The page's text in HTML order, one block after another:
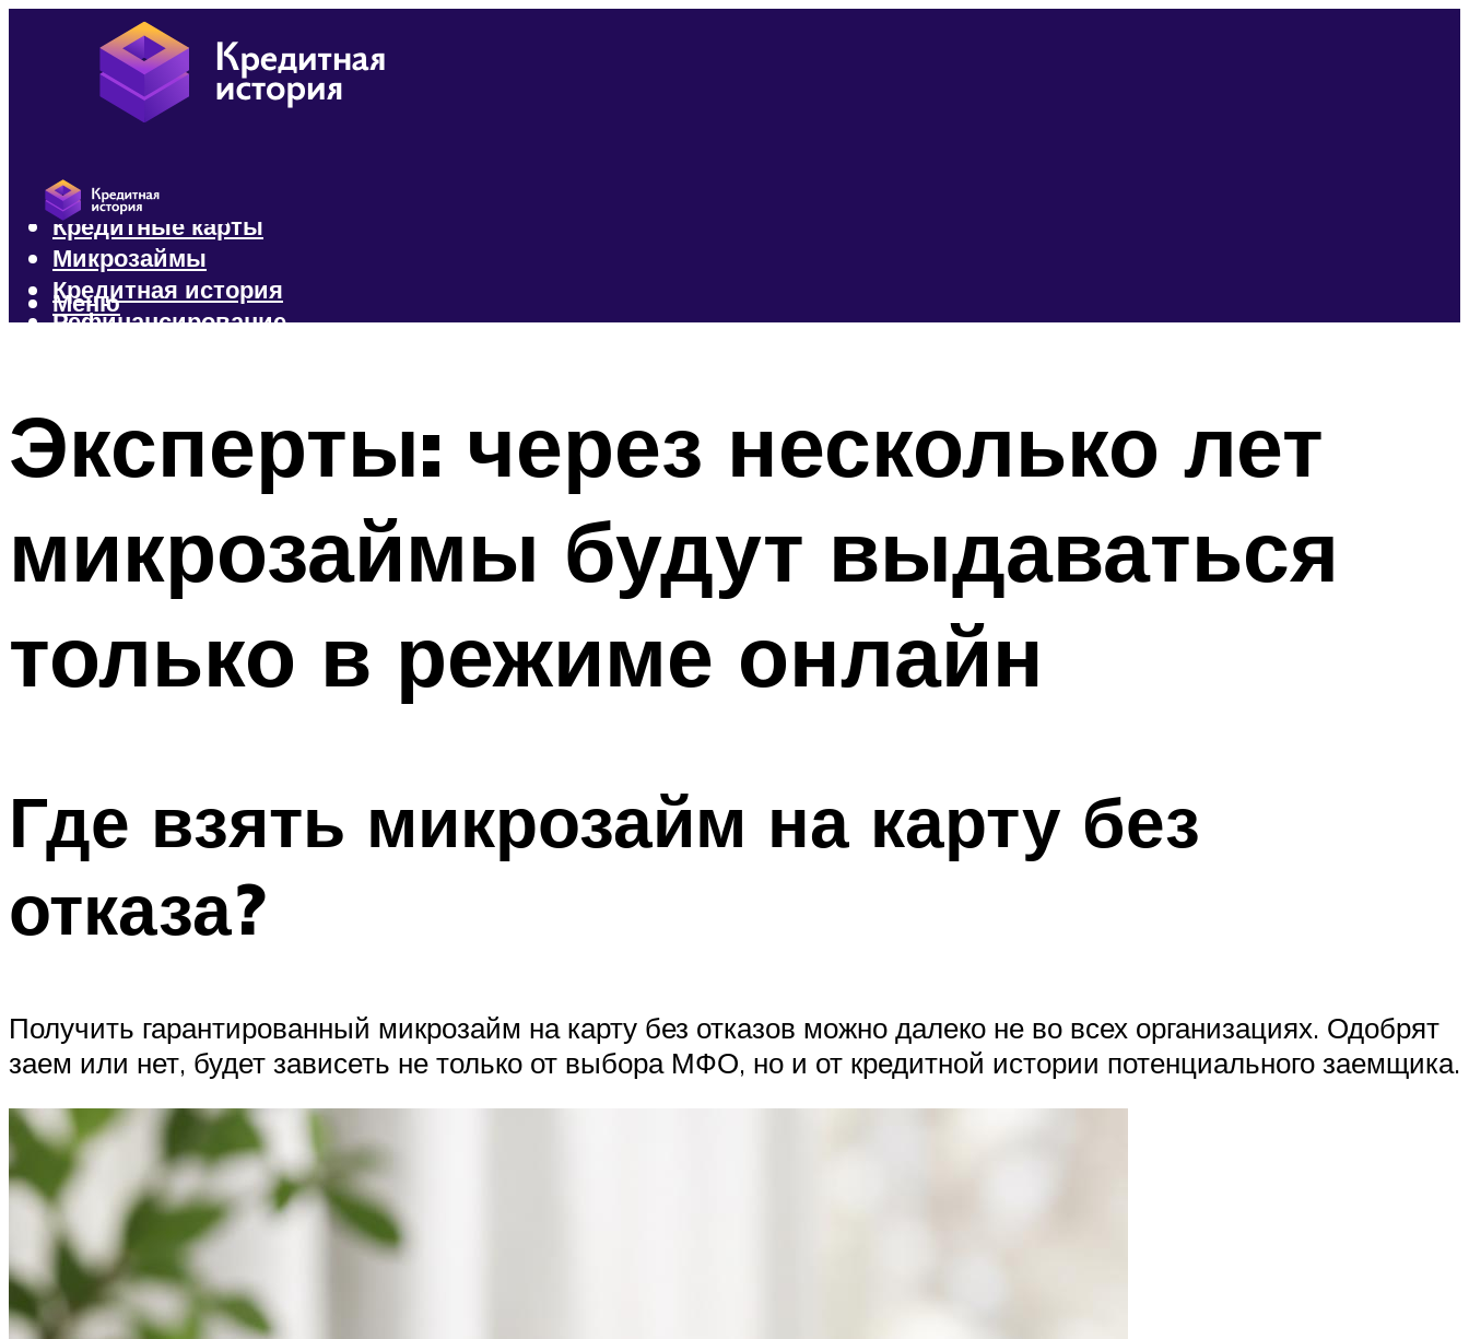
Кредиты
Кредитные карты
Микрозаймы
Кредитная история
Рефинансирование
Меню
Эксперты: через несколько лет
микрозаймы будут выдаваться
только в режиме онлайн
Где взять микрозайм на карту без
отказа?
Получить гарантированный микрозайм на карту без отказов можно далеко не во всех организациях. Одобрят
заем или нет, будет зависеть не только от выбора МФО, но и от кредитной истории потенциального заемщика.